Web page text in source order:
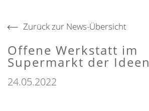
Offene Werkstatt im
Supermarkt der Ideen
Zurück zur News-Übersicht
24.05.2022